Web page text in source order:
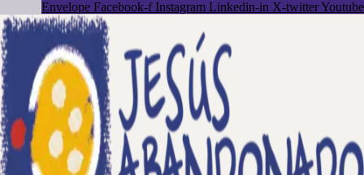
Envelope Facebook-f Instagram Linkedin-in X-twitterYoutube